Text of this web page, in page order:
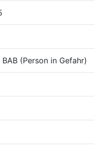
(Person in Gefahr)